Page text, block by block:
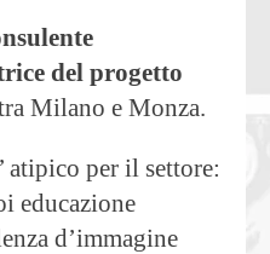
del progetto
Milano e Monza.
atipico per il settore:
educazione
d’immagine